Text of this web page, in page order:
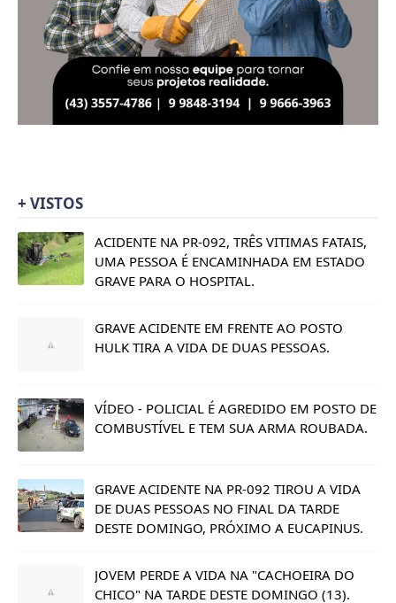
+ VISTOS
ACIDENTE NA PR-092, TRÊS VITIMAS FATAIS,
UMA PESSOA É ENCAMINHADA EM ESTADO
GRAVE PARA O HOSPITAL.
GRAVE ACIDENTE EM FRENTE AO POSTO
HULK TIRA A VIDA DE DUAS PESSOAS.
VÍDEO - POLICIAL É AGREDIDO EM POSTO DE
COMBUSTÍVEL E TEM SUA ARMA ROUBADA.
GRAVE ACIDENTE NA PR-092 TIROU A VIDA
DE DUAS PESSOAS NO FINAL DA TARDE
DESTE DOMINGO, PRÓXIMO A EUCAPINUS.
JOVEM PERDE A VIDA NA "CACHOEIRA DO
CHICO" NA TARDE DESTE DOMINGO (13).